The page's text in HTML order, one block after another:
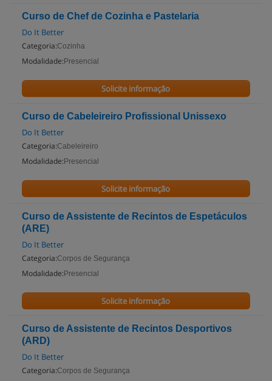
Curso de Chef de Cozinha e Pastelaria
Do It Better
Categoria:Cozinha
Modalidade: Presencial
Solicite informação
Curso de Cabeleireiro Profissional Unissexo
Do It Better
Categoria:Cabeleireiro
Modalidade: Presencial
Solicite informação
Curso de Assistente de Recintos de Espetáculos
(ARE)
Do It Better
Categoria:Corpos de Segurança
Modalidade: Presencial
Solicite informação
Curso de Assistente de Recintos Desportivos
(ARD)
Do It Better
Categoria:Corpos de Segurança